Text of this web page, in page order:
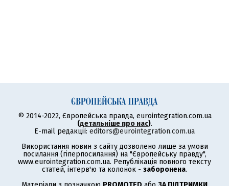
© 2014-2022, Європейська правда, eurointegration.com.ua
(детальніше про нас).
E-mail редакції: editors@eurointegration.com.ua
Використання новин з сайту дозволено лише за умови
посилання (гіперпосилання) на "Європейську правду",
www.eurointegration.com.ua. Републікація повного тексту
статей, інтерв'ю та колонок - заборонена.